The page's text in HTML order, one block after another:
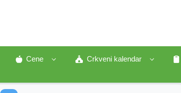
Cene Crkveni kalendar